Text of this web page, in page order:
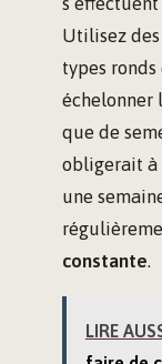
Utilisez des
types ronds
échelonner
que de
obligerait à
une
constante.
LIRE